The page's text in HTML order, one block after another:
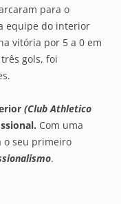
para o
equipe do interior
vitória por 5 a 0 em
gols, foi
(Club Athletico
. Com uma
o seu primeiro
.